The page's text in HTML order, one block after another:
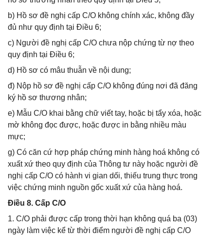
b) Hồ sơ đề nghị cấp C/O không chính xác, không đầy
đủ như quy định tại Điều 6;
c) Người đề nghị cấp C/O chưa nộp chứng từ nợ theo
quy định tại Điều 6;
d) Hồ sơ có mâu thuẫn về nội dung;
đ) Nộp hồ sơ đề nghị cấp C/O không đúng nơi đã đăng
ký hồ sơ thương nhân;
e) Mẫu C/O khai bằng chữ viết tay, hoặc bị tẩy xóa, hoặc
mờ không đọc được, hoặc được in bằng nhiều màu
mực;
g) Có căn cứ hợp pháp chứng minh hàng hoá không có
xuất xứ theo quy định của Thông tư này hoặc người đề
nghị cấp C/O có hành vi gian dối, thiếu trung thực trong
việc chứng minh nguồn gốc xuất xứ của hàng hoá.
Điều 8. Cấp C/O
1. C/O phải được cấp trong thời hạn không quá ba (03)
ngày làm việc kể từ thời điểm người đề nghị cấp C/O